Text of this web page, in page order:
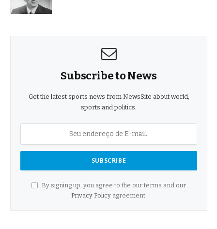
Subscribe to News
Get the latest sports news from NewsSite about world,
sports and politics.
By signing up, you agree to the our terms and our
Privacy Policyagreement.